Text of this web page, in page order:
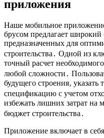
приложения
Наше мобильное
брусом предлагает широкий
предназначенных для
строительства․ Одной из
точный расчет
любой сложности․
будущего строения‚
спецификацию с учетом
избежать лишних затрат на
бюджет строительства․
Приложение включает в